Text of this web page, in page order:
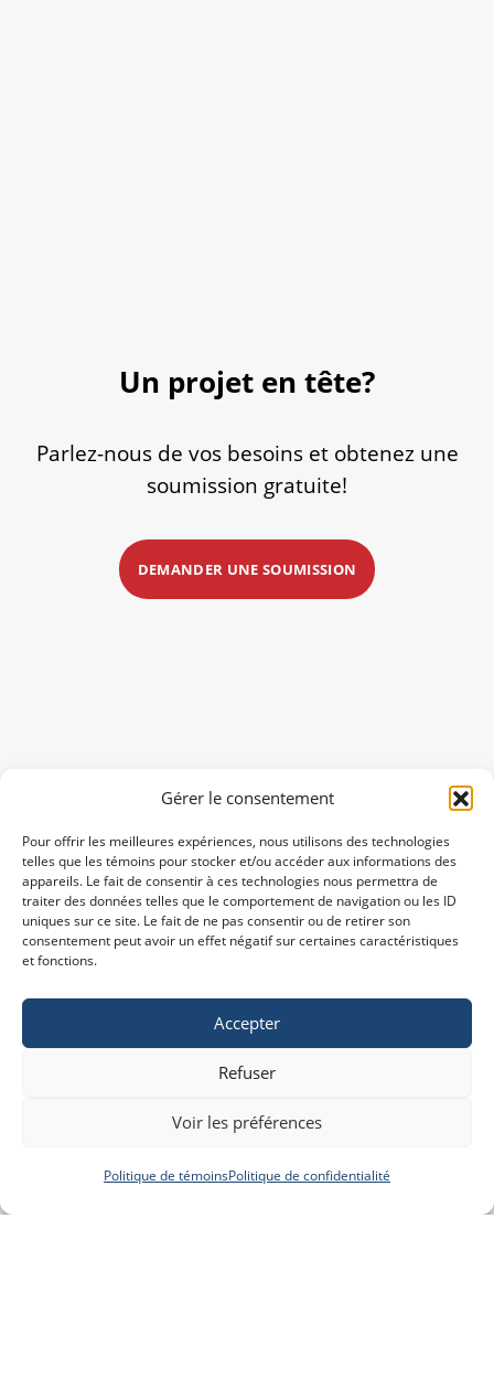
Gérer le consentement
Pour offrir les meilleures expériences, nous utilisons des technologies
telles que les témoins pour stocker et/ou accéder aux informations des
appareils. Le fait de consentir à ces technologies nous permettra de
traiter des données telles que le comportement de navigation ou les ID
uniques sur ce site. Le fait de ne pas consentir ou de retirer son
consentement peut avoir un effet négatif sur certaines caractéristiques
et fonctions.
Accepter
Refuser
Voir les préférences
Politique de témoinsPolitique de confidentialité
Un projet en tête?
Parlez-nous de vos besoins et obtenez une
soumission gratuite!
DEMANDER UNE SOUMISSION